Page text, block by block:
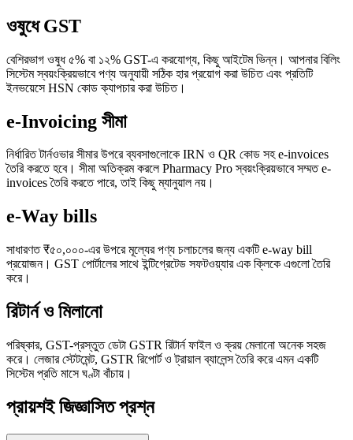
ওষুধে GST
বেশিরভাগ ওষুধ ৫% বা ১২% GST-এ করযোগ্য, কিছু আইটেম ভিন্ন। আপনার বিলিং
সিস্টেম স্বয়ংক্রিয়ভাবে পণ্য অনুযায়ী সঠিক হার প্রয়োগ করা উচিত এবং প্রতিটি
ইনভয়েসে HSN কোড ক্যাপচার করা উচিত।
e-Invoicing সীমা
নির্ধারিত টার্নওভার সীমার উপরে ব্যবসাগুলোকে IRN ও QR কোড সহ e-invoices
তৈরি করতে হবে। সীমা অতিক্রম করলে Pharmacy Pro স্বয়ংক্রিয়ভাবে সম্মত e-
invoices তৈরি করতে পারে, তাই কিছু ম্যানুয়াল নয়।
e-Way bills
সাধারণত ₹৫০,০০০-এর উপরে মূল্যের পণ্য চলাচলের জন্য একটি e-way bill
প্রয়োজন। GST পোর্টালের সাথে ইন্টিগ্রেটেড সফটওয়্যার এক ক্লিকে এগুলো তৈরি
করে।
রিটার্ন ও মিলানো
পরিষ্কার, GST-প্রস্তুত ডেটা GSTR রিটার্ন ফাইল ও ক্রয় মেলানো অনেক সহজ
করে। লেজার স্টেটমেন্ট, GSTR রিপোর্ট ও ট্রায়াল ব্যালেন্স তৈরি করে এমন একটি
সিস্টেম প্রতি মাসে ঘণ্টা বাঁচায়।
প্রায়শই জিজ্ঞাসিত প্রশ্ন